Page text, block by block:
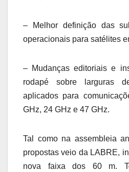
– Melhor definição das
operacionais para satélites
– Mudanças editoriais e
rodapé sobre larguras
aplicados para
GHz, 24 GHz e 47 GHz.
Tal como na assembleia
propostas veio da LABRE,
nova faixa dos 60 m.